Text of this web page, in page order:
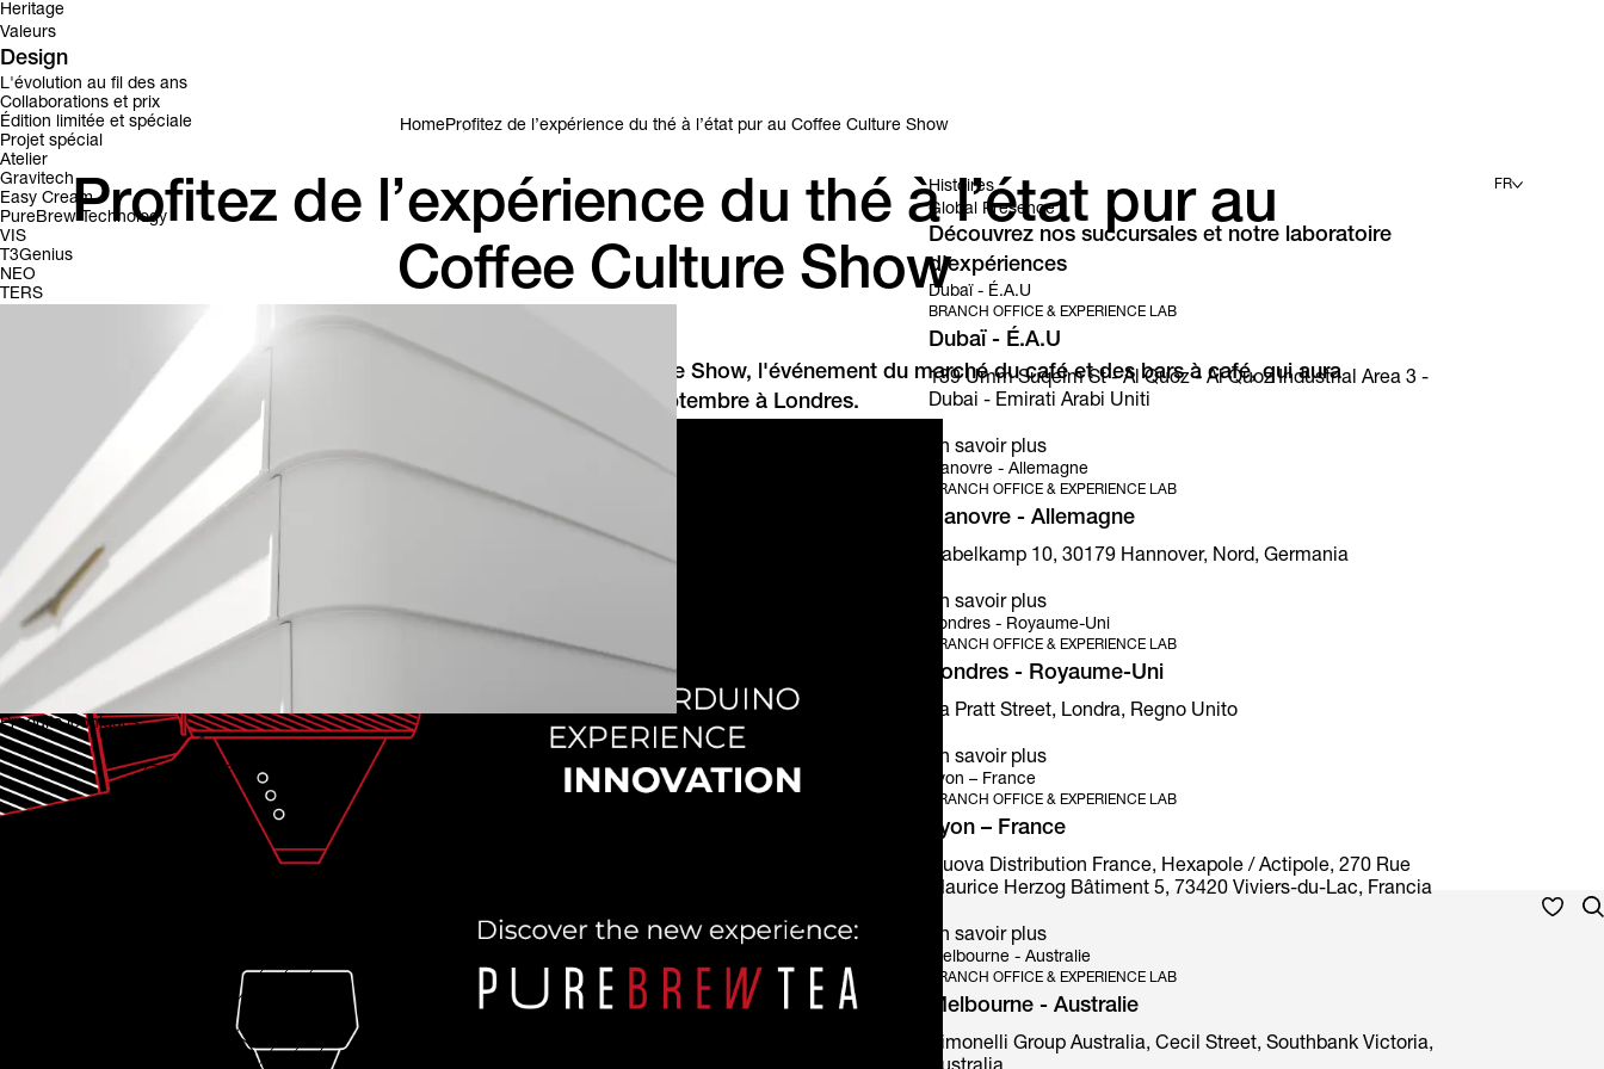
Heritage
Valeurs
Design
L'évolution au fil des ans
Collaborations et prix
Édition limitée et spéciale
Projet spécial
Atelier
Gravitech
Easy Cream
PureBrew Technology
VIS
T3Genius
NEO
TERS
Produits iconiques
Histoires
Global Presence
Découvrez nos succursales et notre laboratoire
d'expériences
Dubaï - É.A.U
BRANCH OFFICE & EXPERIENCE LAB
Dubaï - É.A.U
139 Umm Suqeim St - Al Quoz - Al Quoz Industrial Area 3 -
Dubai - Emirati Arabi Uniti
en savoir plus
Hanovre - Allemagne
BRANCH OFFICE & EXPERIENCE LAB
Hanovre - Allemagne
Kabelkamp 10, 30179 Hannover, Nord, Germania
en savoir plus
Londres - Royaume-Uni
BRANCH OFFICE & EXPERIENCE LAB
Londres - Royaume-Uni
6a Pratt Street, Londra, Regno Unito
en savoir plus
Lyon – France
BRANCH OFFICE & EXPERIENCE LAB
Lyon – France
Nuova Distribution France, Hexapole / Actipole, 270 Rue
Maurice Herzog Bâtiment 5, 73420 Viviers-du-Lac, Francia
en savoir plus
Melbourne - Australie
BRANCH OFFICE & EXPERIENCE LAB
Melbourne - Australie
Simonelli Group Australia, Cecil Street, Southbank Victoria,
FR
HomeProfitez de l’expérience du thé à l’état pur au Coffee Culture Show
Profitez de l’expérience du thé à l’état pur au
Coffee Culture Show
Victoria Arduino est fière de présenter le Skills Hub au Coffee Culture Show, l'événement du marché du café et des bars à café, qui aura
lieu les 1er et 2 septembre à Londres.